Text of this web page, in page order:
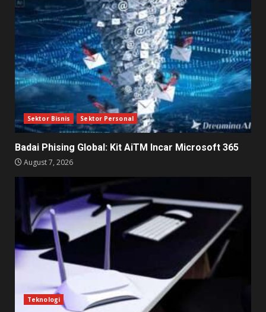
Sektor Bisnis Sektor Personal
Badai Phising Global: Kit AiTM Incar Microsoft 365
August 7, 2026
Teknologi